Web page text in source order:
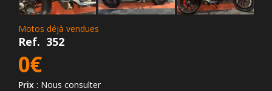
Motos déjà vendues
Ref. 352
0€
Prix : Nous consulter